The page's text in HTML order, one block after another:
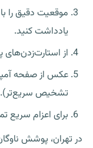
موقعیت دقیق را
یادداشت کنید.
از استارت‌زدن‌های
عکس از صفحه
تشخیص سریع‌تر).
برای اعزام سریع
در تهران، پوشش